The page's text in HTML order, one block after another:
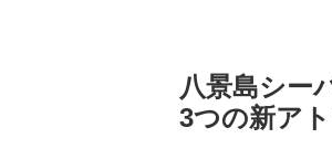
八景島シー
3つの新ア